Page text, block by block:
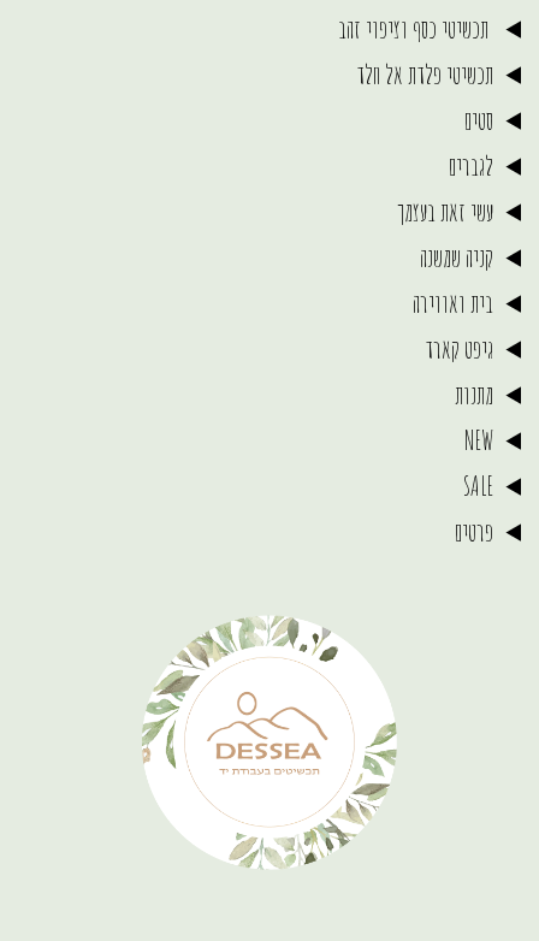
תכשיטי כסף וציפוי זהב
תכשיטי פלדת אל חלד
סטים
לגברים
עשי זאת בעצמך
קניה שמשנה
בית ואווירה
גיפט קארד
מתנות
NEW
SALE
פרטים